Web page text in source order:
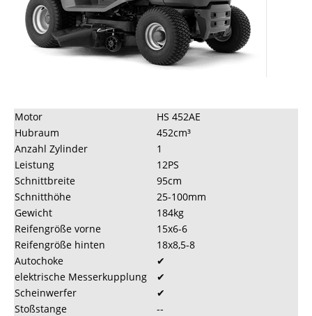
Mietbedingungen
Kress
Motor
HS 452AE
Hubraum
452cm³
Anzahl Zylinder
1
Leistung
12PS
Schnittbreite
95cm
Schnitthöhe
25-100mm
Gewicht
184kg
Reifengröße vorne
15x6-6
Reifengröße hinten
18x8,5-8
Autochoke
✔
elektrische Messerkupplung
✔
Scheinwerfer
✔
Stoßstange
--